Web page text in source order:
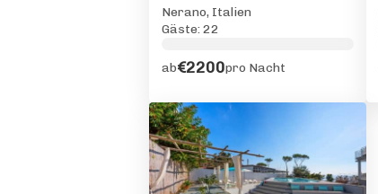
Nerano, Italien
Gäste: 22
ab€2200pro Nacht